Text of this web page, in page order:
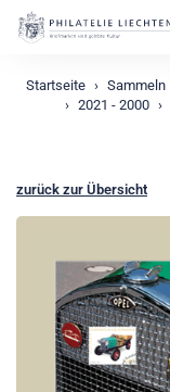
Startseite Sammeln
2021 - 2000
zurück zur Übersicht